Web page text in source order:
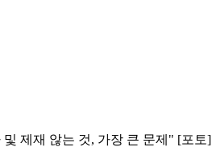
제재 않는 것, 가장 큰 문제" [포토]